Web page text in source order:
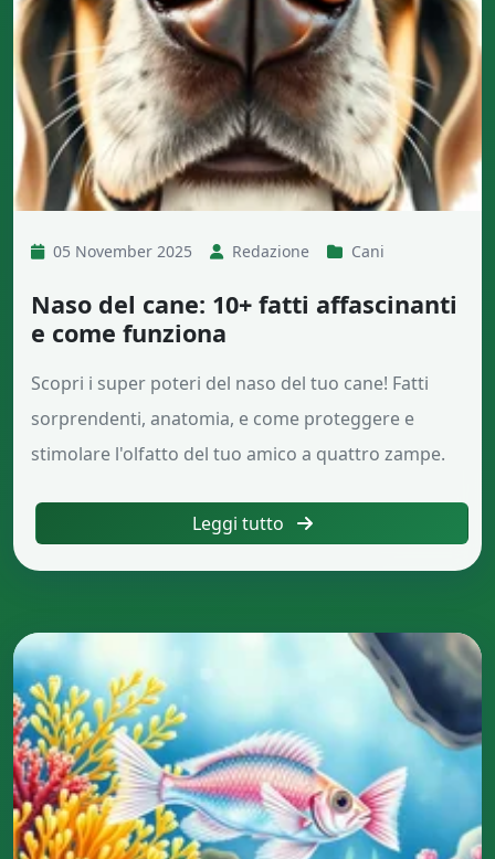
05 November 2025 Redazione Cani
Naso del cane: 10+ fatti affascinanti
e come funziona
Scopri i super poteri del naso del tuo cane! Fatti
sorprendenti, anatomia, e come proteggere e
stimolare l'olfatto del tuo amico a quattro zampe.
Leggi tutto